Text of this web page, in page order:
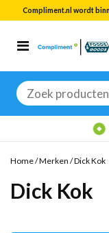
Compliment.nl wordt
Zoeken
naar:
Home/Merken /Dick Kok
Dick Kok